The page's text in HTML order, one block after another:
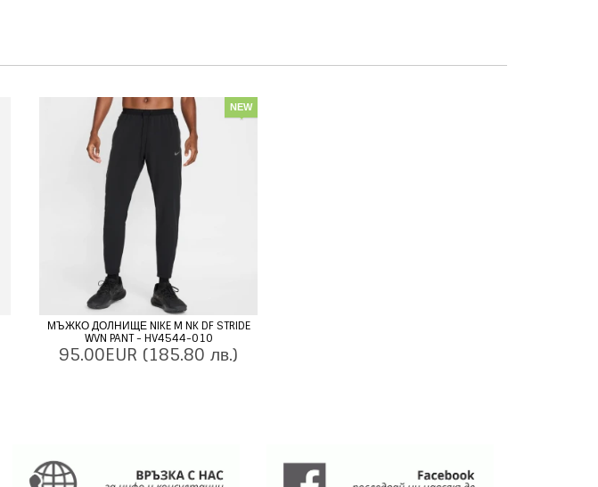
NEW
МЪЖКО ДОЛНИЩЕ NIKE M NK DF STRIDE
WVN PANT - HV4544-010
95.00EUR (185.80 лв.)